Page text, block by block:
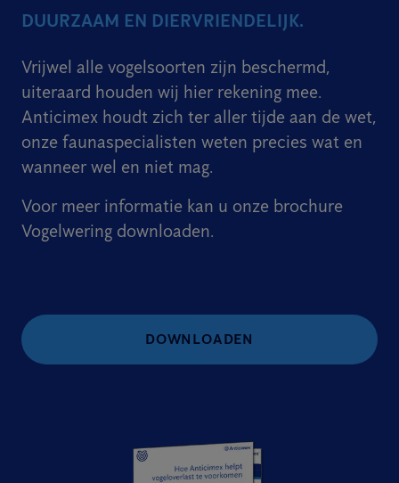
DUURZAAM EN DIERVRIENDELIJK.
Vrijwel alle vogelsoorten zijn beschermd,
uiteraard houden wij hier rekening mee.
Anticimex houdt zich ter aller tijde aan de wet,
onze faunaspecialisten weten precies wat en
wanneer wel en niet mag.
Voor meer informatie kan u onze brochure
Vogelwering downloaden.
DOWNLOADEN